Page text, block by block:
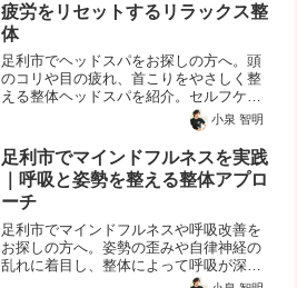
疲労をリセットするリラックス整
体
足利市でヘッドスパをお探しの方へ。頭
のコリや目の疲れ、首こりをやさしく整
える整体ヘッドスパを紹介。セルフケア
方法や効果もわかりやすく解説します。
小泉 智明
足利市でマインドフルネスを実践
｜呼吸と姿勢を整える整体アプロ
ーチ
足利市でマインドフルネスや呼吸改善を
お探しの方へ。姿勢の歪みや自律神経の
乱れに着目し、整体によって呼吸が深く
なる身体づくりをサポートします。スト